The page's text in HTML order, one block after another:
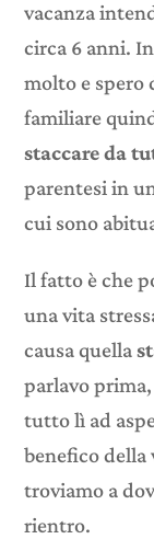
vacanza
circa 6 anni.
molto e spero
familiare
staccare da
parentesi in
cui sono
Il fatto è che
una vita
causa quella
parlavo
tutto lì ad
benefico della
troviamo a
rientro.